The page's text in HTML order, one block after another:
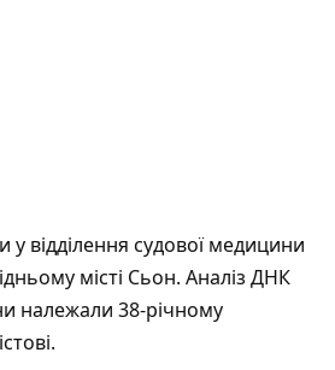
у відділення судової медицини
місті Сьон. Аналіз ДНК
належали 38-річному